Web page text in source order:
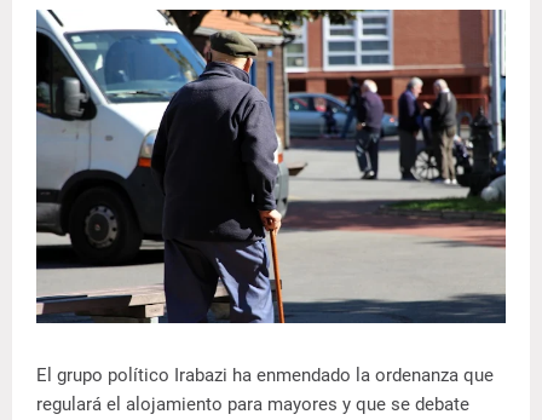
El grupo político Irabazi ha enmendado la ordenanza que
regulará el alojamiento para mayores y que se debate